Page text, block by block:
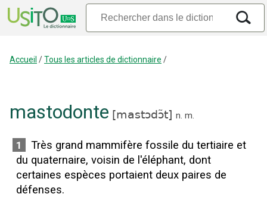
Accueil /Tous les articles de dictionnaire /
mastodonte [mastɔdɔ̃t] n. m.
1
Très grand mammifère fossile du tertiaire et
du quaternaire, voisin de l'éléphant, dont
certaines espèces portaient deux paires de
défenses.